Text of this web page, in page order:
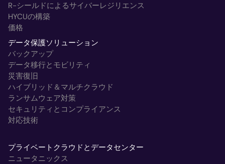
R-シールドによるサイバーレジリエンス
HYCUの構築
価格
データ保護ソリューション
バックアップ
データ移行とモビリティ
災害復旧
ハイブリッド＆マルチクラウド
ランサムウェア対策
セキュリティとコンプライアンス
対応技術
プライベートクラウドとデータセンター
ニュータニックス